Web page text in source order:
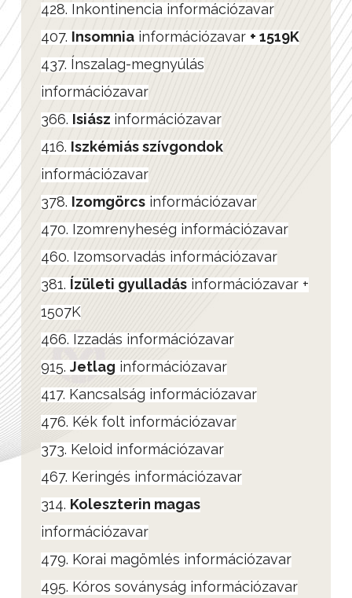
428. Inkontinencia információzavar
407. Insomnia információzavar + 1519K
437. Ínszalag-megnyúlás
információzavar
366. Isiász információzavar
416. Iszkémiás szívgondok
információzavar
378. Izomgörcs információzavar
470. Izomrenyheség információzavar
460. Izomsorvadás információzavar
381. Ízületi gyulladás információzavar +
1507K
466. Izzadás információzavar
915. Jetlag információzavar
417. Kancsalság információzavar
476. Kék folt információzavar
373. Keloid információzavar
467. Keringés információzavar
314. Koleszterin magas
információzavar
479. Korai magömlés információzavar
495. Kóros soványság információzavar